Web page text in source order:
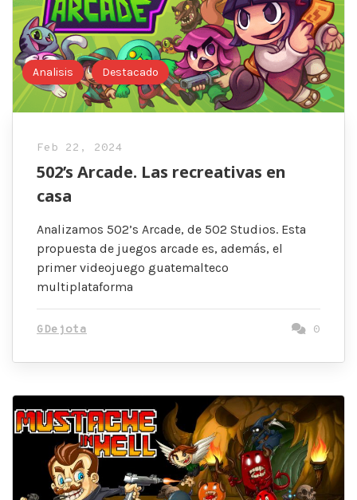
Analisis Destacado
Feb 22, 2024
502’s Arcade. Las recreativas en
casa
Analizamos 502’s Arcade, de 502 Studios. Esta
propuesta de juegos arcade es, además, el
primer videojuego guatemalteco
multiplataforma
GDejota 0